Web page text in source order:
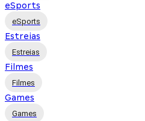
eSports
eSports
Estreias
Estreias
Filmes
Filmes
Games
Games